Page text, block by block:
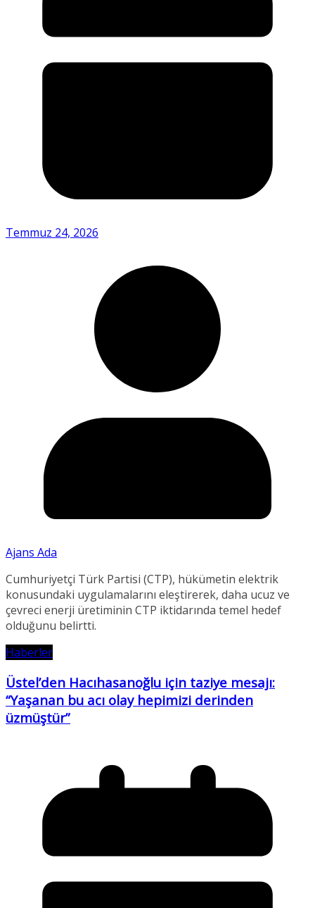
Temmuz 24, 2026
Ajans Ada
Cumhuriyetçi Türk Partisi (CTP), hükümetin elektrik
konusundaki uygulamalarını eleştirerek, daha ucuz ve
çevreci enerji üretiminin CTP iktidarında temel hedef
olduğunu belirtti.
Haberler
Üstel’den Hacıhasanoğlu için taziye mesajı:
“Yaşanan bu acı olay hepimizi derinden
üzmüştür”